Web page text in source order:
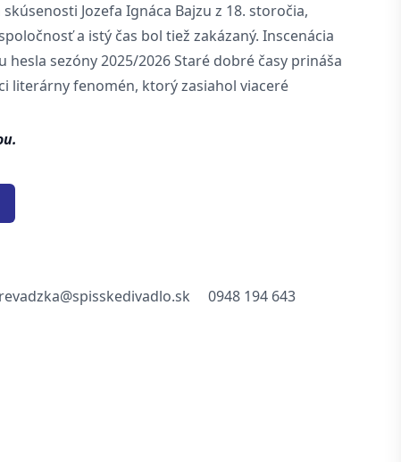
Jozefa Ignáca Bajzu z 18. storočia,
a istý čas bol tiež zakázaný. Inscenácia
hesla sezóny 2025/2026 Staré dobré časy prináša
literárny fenomén, ktorý zasiahol viaceré
0948 194 643